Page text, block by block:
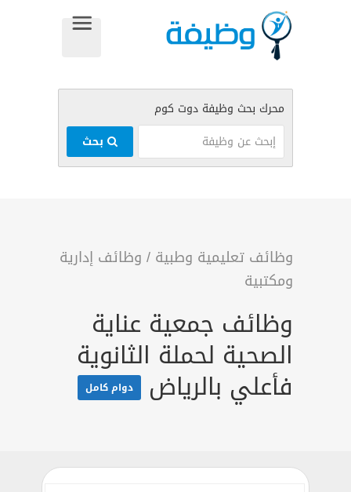
وظائف تعليمية وطبية / وظائف إدارية
ومكتبية
وظائف جمعية عناية
الصحية لحملة الثانوية
فأعلي بالرياض دوام كامل